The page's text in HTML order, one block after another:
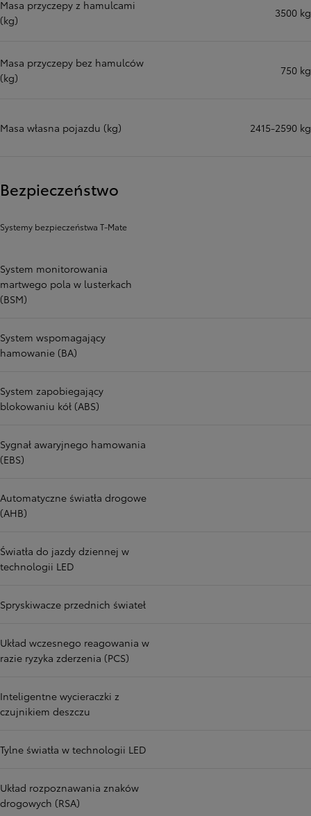
Masa przyczepy z hamulcami
(kg)
3500 kg
Masa przyczepy bez hamulców
(kg)
750 kg
Masa własna pojazdu (kg) 2415-2590 kg
Bezpieczeństwo
Systemy bezpieczeństwa T-Mate
System monitorowania
martwego pola w lusterkach
(BSM)
System wspomagający
hamowanie (BA)
System zapobiegający
blokowaniu kół (ABS)
Sygnał awaryjnego hamowania
(EBS)
Automatyczne światła drogowe
(AHB)
Światła do jazdy dziennej w
technologii LED
Spryskiwacze przednich świateł
Układ wczesnego reagowania w
razie ryzyka zderzenia (PCS)
Inteligentne wycieraczki z
czujnikiem deszczu
Tylne światła w technologii LED
Układ rozpoznawania znaków
drogowych (RSA)